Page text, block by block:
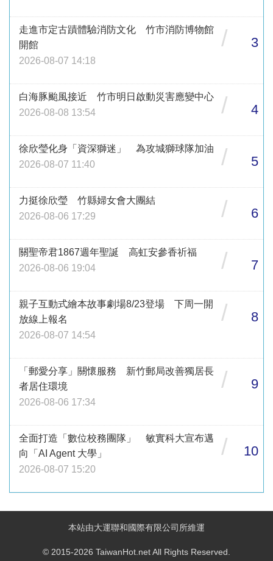
走進市定古蹟體驗消防文化 竹市消防博物館
開館
2026-08-07 14:18
/ 3
白海豚颱風接近 竹市明日啟動災害應變中心
2026-08-08 13:54
/ 4
徐欣瑩化身「資深獅迷」 為攻城獅球隊加油
2026-08-07 11:40
/ 5
力挺徐欣瑩 竹縣婦女會大團結
2026-08-06 17:29
/ 6
關聖帝君1867週年聖誕 高虹安參香祈福
2026-08-06 19:04
/ 7
親子互動式繪本故事劇場8/23登場 下周一開
放線上報名
2026-08-07 14:54
/ 8
「郵愛分享」關懷服務 新竹郵局改善獨居長
者居住環境
2026-08-06 17:34
/ 9
全面打造「數位校務團隊」 敏實科大宣布邁
向「AI Agent 大學」
2026-08-07 15:20
/ 10
本站由大運聯和國際有限公司所維運
© 2015-2026 TaiwanHot.net All Rights Reserved.